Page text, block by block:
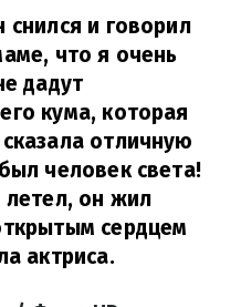
снился и говорил
что я очень
дадут
кума, которая
отличную
человек света!
летел, он жил
сердцем
актриса.